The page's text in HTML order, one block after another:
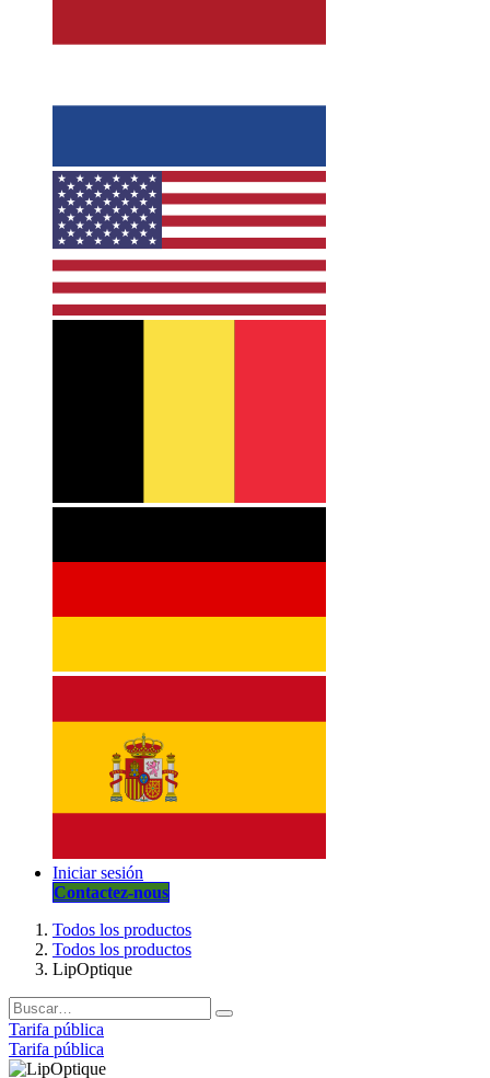
Iniciar sesión
Contactez-nous
Todos los productos
Todos los productos
LipOptique
Tarifa pública
Tarifa pública